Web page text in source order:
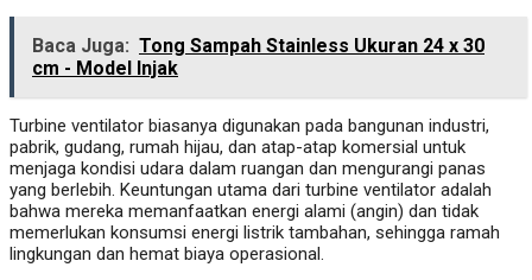
Baca Juga: Tong Sampah Stainless Ukuran 24 x 30
cm - Model Injak
Turbine ventilator biasanya digunakan pada bangunan industri,
pabrik, gudang, rumah hijau, dan atap-atap komersial untuk
menjaga kondisi udara dalam ruangan dan mengurangi panas
yang berlebih. Keuntungan utama dari turbine ventilator adalah
bahwa mereka memanfaatkan energi alami (angin) dan tidak
memerlukan konsumsi energi listrik tambahan, sehingga ramah
lingkungan dan hemat biaya operasional.